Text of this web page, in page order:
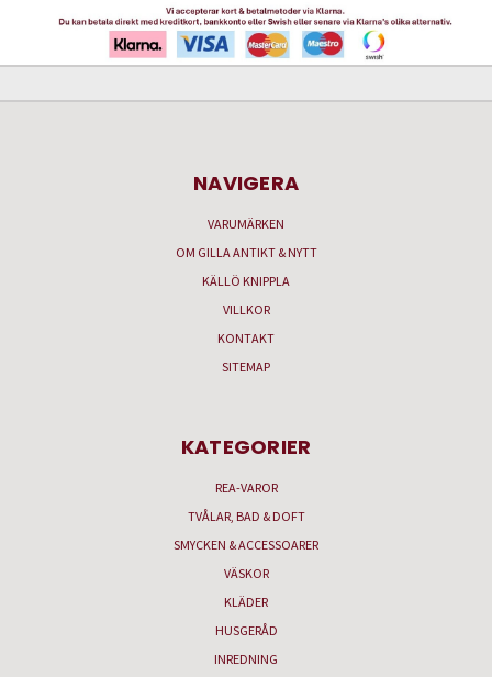
NAVIGERA
VARUMÄRKEN
OM GILLA ANTIKT & NYTT
KÄLLÖ KNIPPLA
VILLKOR
KONTAKT
SITEMAP
KATEGORIER
REA-VAROR
TVÅLAR, BAD & DOFT
SMYCKEN & ACCESSOARER
VÄSKOR
KLÄDER
HUSGERÅD
INREDNING